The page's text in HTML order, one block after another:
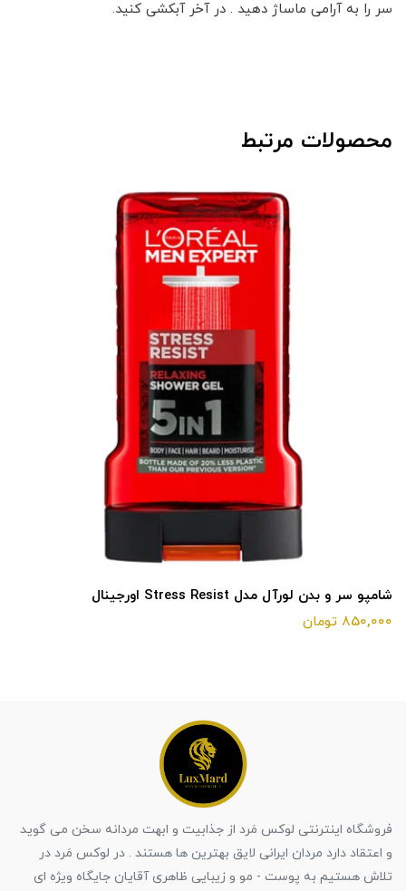
سر را به آرامی ماساژ دهید . در آخر آبکشی کنید.
محصولات مرتبط
شامپو سر و بدن لورآل مدل Stress Resist اورجینال
850,000 تومان
فروشگاه اینترنتی لوکس مَرد از جذابیت و ابهت مردانه سخن می گوید
و اعتقاد دارد مردان ایرانی لایق بهترین ها هستند . در لوکس مَرد در
تلاش هستیم به پوست - مو و زیبایی ظاهری آقایان جایگاه ویژه ای